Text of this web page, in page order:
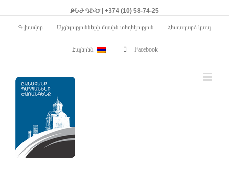
ԹԵԺ ԳԻԾ | +374 (10) 58-74-25
Գլխավոր Այցելությունների մասին տեղեկություն Հետադարձ կապ
Հայերեն Facebook